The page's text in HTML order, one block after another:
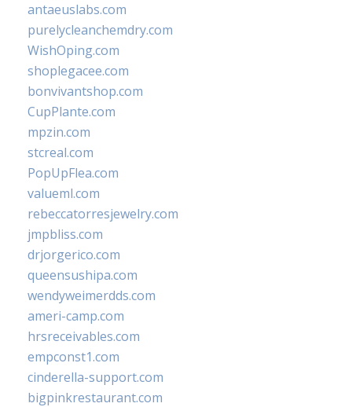
antaeuslabs.com
purelycleanchemdry.com
WishOping.com
shoplegacee.com
bonvivantshop.com
CupPlante.com
mpzin.com
stcreal.com
PopUpFlea.com
valueml.com
rebeccatorresjewelry.com
jmpbliss.com
drjorgerico.com
queensushipa.com
wendyweimerdds.com
ameri-camp.com
hrsreceivables.com
empconst1.com
cinderella-support.com
bigpinkrestaurant.com